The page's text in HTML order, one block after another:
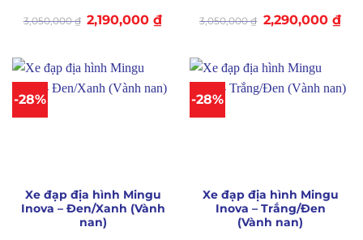
3,050,000₫ Giá
gốc
2,190,000₫Giá
2,190,000 ₫.
3,050,000₫ Giá
gốc
2,290,000 ₫Giá
-28%
Xe đạp địa hình Mingu
Inova – Đen/Xanh (Vành
nan)
-28%
Xe đạp địa hình Mingu
Inova – Trắng/Đen
(Vành nan)